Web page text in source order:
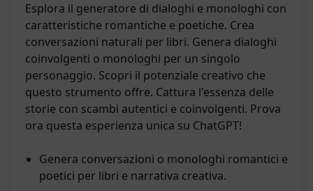
Esplora il generatore di dialoghi e monologhi con
caratteristiche romantiche e poetiche. Crea
conversazioni naturali per libri. Genera dialoghi
coinvolgenti o monologhi per un singolo
personaggio. Scopri il potenziale creativo che
questo strumento offre. Cattura l'essenza delle
storie con scambi autentici e coinvolgenti. Prova
ora questa esperienza unica su ChatGPT!
Genera conversazioni o monologhi romantici e
poetici per libri e narrativa creativa.